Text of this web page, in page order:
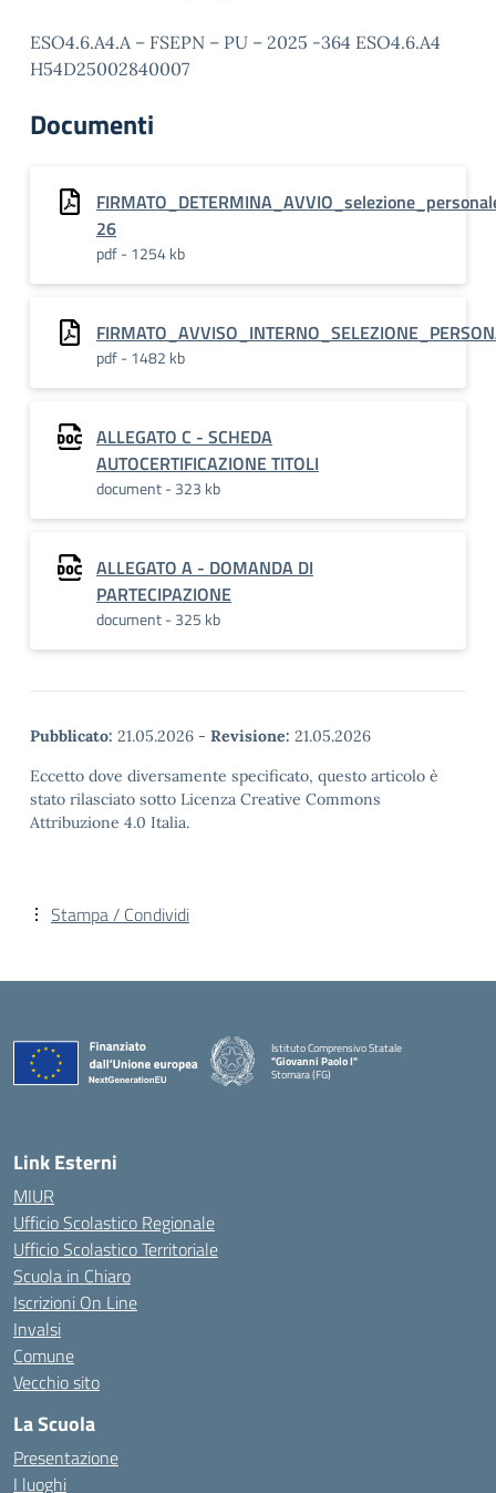
ESO4.6.A4.A – FSEPN – PU – 2025 -364 ESO4.6.A4
H54D25002840007
Documenti
26
pdf - 1254 kb
pdf - 1482 kb
ALLEGATO C - SCHEDA
AUTOCERTIFICAZIONE TITOLI
document - 323 kb
ALLEGATO A - DOMANDA DI
PARTECIPAZIONE
document - 325 kb
Pubblicato: 21.05.2026 - Revisione: 21.05.2026
Eccetto dove diversamente specificato, questo articolo è
stato rilasciato sotto Licenza Creative Commons
Attribuzione 4.0 Italia.
Stampa / Condividi
Istituto Comprensivo Statale
"Giovanni Paolo I"
Stornara (FG)
Link Esterni
MIUR
Ufficio Scolastico Regionale
Ufficio Scolastico Territoriale
Scuola in Chiaro
Iscrizioni On Line
Invalsi
Comune
Vecchio sito
La Scuola
Presentazione
I luoghi